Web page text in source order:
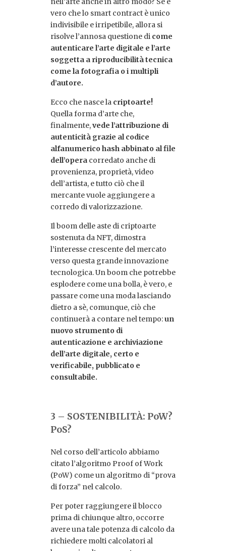
vero che lo smart contract è unico
indivisibile e irripetibile, allora si
risolve l’annosa questione di come
autenticare l’arte digitale e l’arte
soggetta a riproducibilità tecnica
come la fotografia o i multipli
d’autore.
Ecco che nasce la criptoarte!
Quella forma d’arte che,
finalmente,vede l’attribuzione di
autenticità grazie al codice
alfanumerico hash abbinato al file
dell’opera corredato anche di
provenienza, proprietà, video
dell’artista, e tutto ciò che il
mercante vuole aggiungere a
corredo di valorizzazione.
Il boom delle aste di criptoarte
sostenuta da NFT, dimostra
l’interesse crescente del mercato
verso questa grande innovazione
tecnologica. Un boom che potrebbe
esplodere come una bolla, è vero, e
passare come una moda lasciando
dietro a sè, comunque, ciò che
continuerà a contare nel tempo:un
nuovo strumento di
autenticazione e archiviazione
dell’arte digitale, certo e
verificabile, pubblicato e
consultabile.
3 – SOSTENIBILITÀ: PoW?
PoS?
Nel corso dell’articolo abbiamo
citato l’algoritmo Proof of Work
(PoW) come un algoritmo di “prova
di forza” nel calcolo.
Per poter raggiungere il blocco
prima di chiunque altro, occorre
avere una tale potenza di calcolo da
richiedere molti calcolatori al